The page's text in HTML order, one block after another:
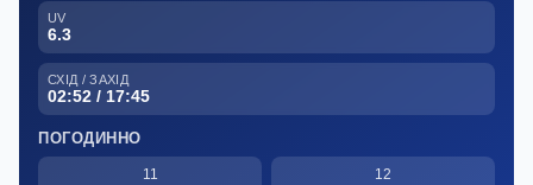
UV
6.3
СХІД / ЗАХІД
02:52 / 17:45
ПОГОДИННО
11 12